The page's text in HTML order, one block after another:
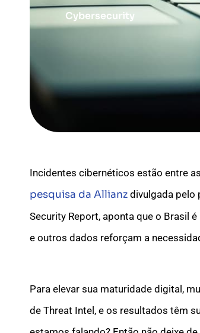
Cybersecurity
Incidentes cibernéticos estão entre
pesquisa da Allianz divulgada pelo
Security Report, aponta que o Brasil
e outros dados reforçam a
Para elevar sua maturidade digital,
de Threat Intel, e os resultados têm